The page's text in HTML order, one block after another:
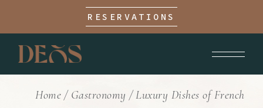
RESERVATIONS
Home Gastronomy
Luxury Dishes of French